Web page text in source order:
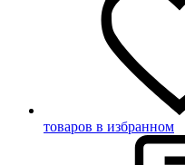
товаров в избранном